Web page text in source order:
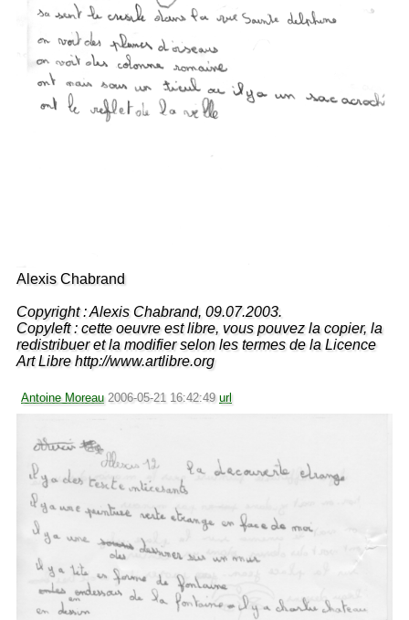
Alexis Chabrand
Copyright : Alexis Chabrand, 09.07.2003.
Copyleft : cette oeuvre est libre, vous pouvez la copier, la
redistribuer et la modifier selon les termes de la Licence
Art Libre http://www.artlibre.org
Antoine Moreau 2006-05-21 16:42:49 url